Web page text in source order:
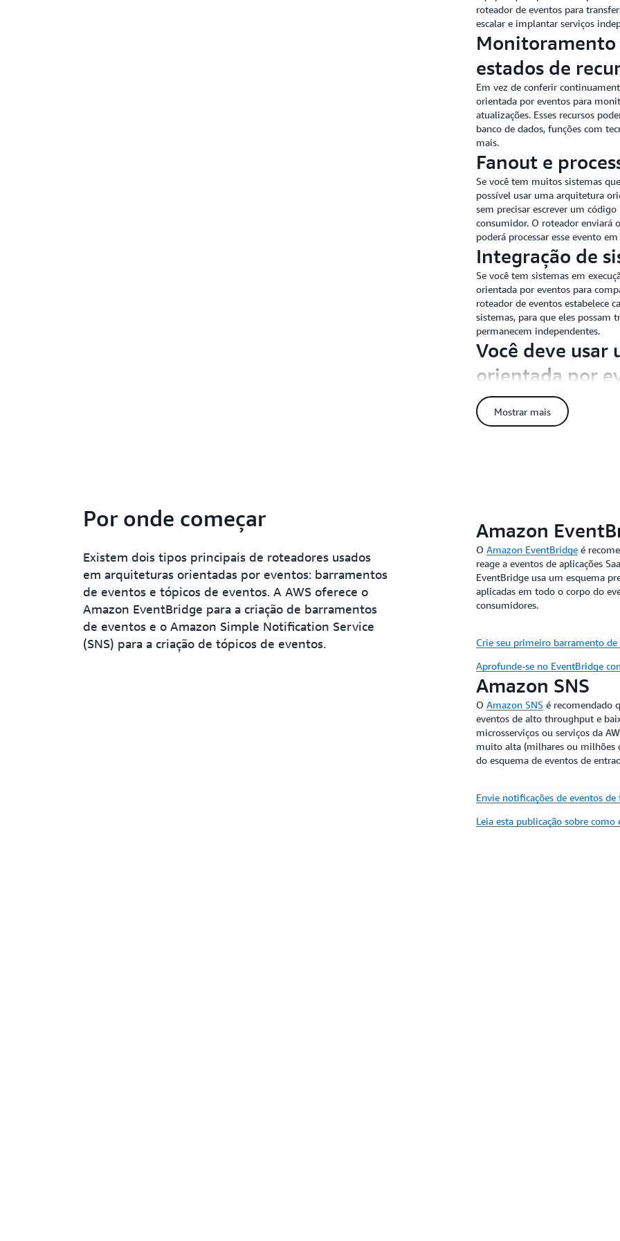
roteador de eventos para
escalar e implantar serviços
Monitoramento
estados de
Em vez de conferir
orientada por eventos para
atualizações. Esses recursos
banco de dados, funções com
mais.
Fanout e
Se você tem muitos sistemas
possível usar uma arquitetura
sem precisar escrever um
consumidor. O roteador enviará
poderá processar esse evento
Integração de
Se você tem sistemas em
orientada por eventos para
roteador de eventos estabelece
sistemas, para que eles possam
permanecem independentes.
Você deve
orientada por
Arquiteturas orientadas por
mobilidade. Geralmente, elas se
microsserviços ou em qualquer
• Seus requisitos de
lidar com a natureza
• O acompanhamento do
introduzidos por uma
acompanhamento dinâmico
acompanhamento estático
Faça download do guia de
Mostrar mais
Por onde começar
Existem dois tipos principais de roteadores usados
em arquiteturas orientadas por eventos: barramentos
de eventos e tópicos de eventos. A AWS oferece o
Amazon EventBridge para a criação de barramentos
de eventos e o Amazon Simple Notification Service
(SNS) para a criação de tópicos de eventos.
Amazon
O Amazon EventBridgeé
reage a eventos de aplicações
EventBridge usa um esquema
aplicadas em todo o corpo do
consumidores.
Crie seu primeiro barramento
Aprofunde-se no EventBridge
Amazon SNS
O Amazon SNSé recomendado
eventos de alto throughput e
microsserviços ou serviços da
muito alta (milhares ou milhões
do esquema de eventos de
Envie notificações de eventos
Leia esta publicação sobre